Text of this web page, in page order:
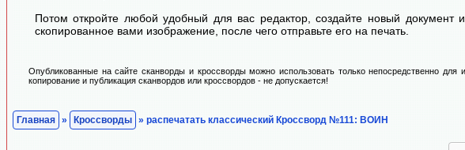
Потом откройте любой удобный для вас редактор, создайте новый документ
скопированное вами изображение, после чего отправьте его на печать.
Опубликованные на сайте сканворды и кроссворды можно использовать только непосредственно для
копирование и публикация сканвордов или кроссвордов - не допускается!
Главная » Кроссворды » распечатать классический Кроссворд №111: ВОИН